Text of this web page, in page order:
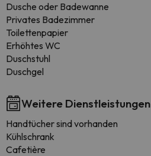
Dusche oder Badewanne
Privates Badezimmer
Toilettenpapier
Erhöhtes WC
Duschstuhl
Duschgel
Weitere Dienstleistungen
Handtücher sind vorhanden
Kühlschrank
Cafetière